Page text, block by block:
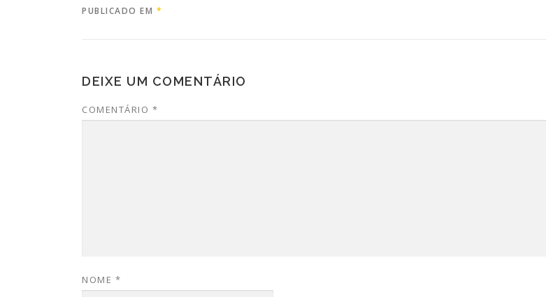
PUBLICADO EM *
DEIXE UM COMENTÁRIO
COMENTÁRIO *
NOME *